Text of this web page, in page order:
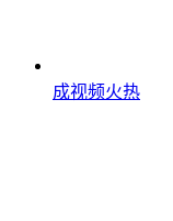
成视频火热